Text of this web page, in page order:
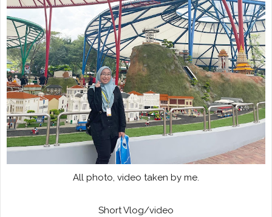
All photo, video taken by me.
Short Vlog/video